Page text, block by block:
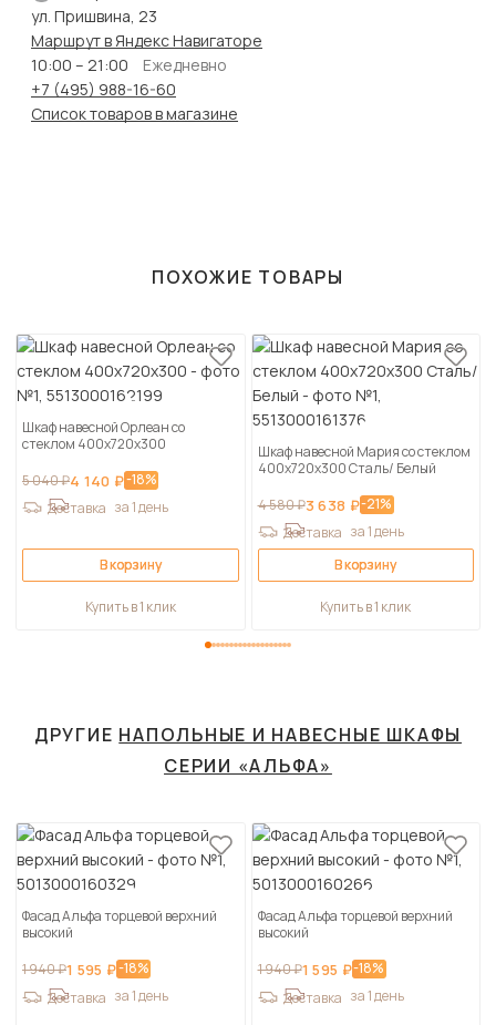
ул. Пришвина, 23
Маршрут в Яндекс Навигаторе
10:00 – 21:00
Ежедневно
+7 (495) 988-16-60
Список товаров в магазине
ПОХОЖИЕ ТОВАРЫ
Шкаф навесной Орлеан со
стеклом 400х720х300
5 040 ₽4 140 ₽-18%
Доставка за 1 день
В корзину
Купить в 1 клик
Шкаф навесной Мария со стеклом
400х720х300 Сталь/ Белый
4 580 ₽3 638 ₽-21%
Доставка за 1 день
В корзину
Купить в 1 клик
ДРУГИЕ НАПОЛЬНЫЕ И НАВЕСНЫЕ ШКАФЫ
СЕРИИ «АЛЬФА»
Фасад Альфа торцевой верхний
высокий
1 940 ₽1 595 ₽-18%
Доставка за 1 день
Фасад Альфа торцевой верхний
высокий
1 940 ₽1 595 ₽-18%
Доставка за 1 день